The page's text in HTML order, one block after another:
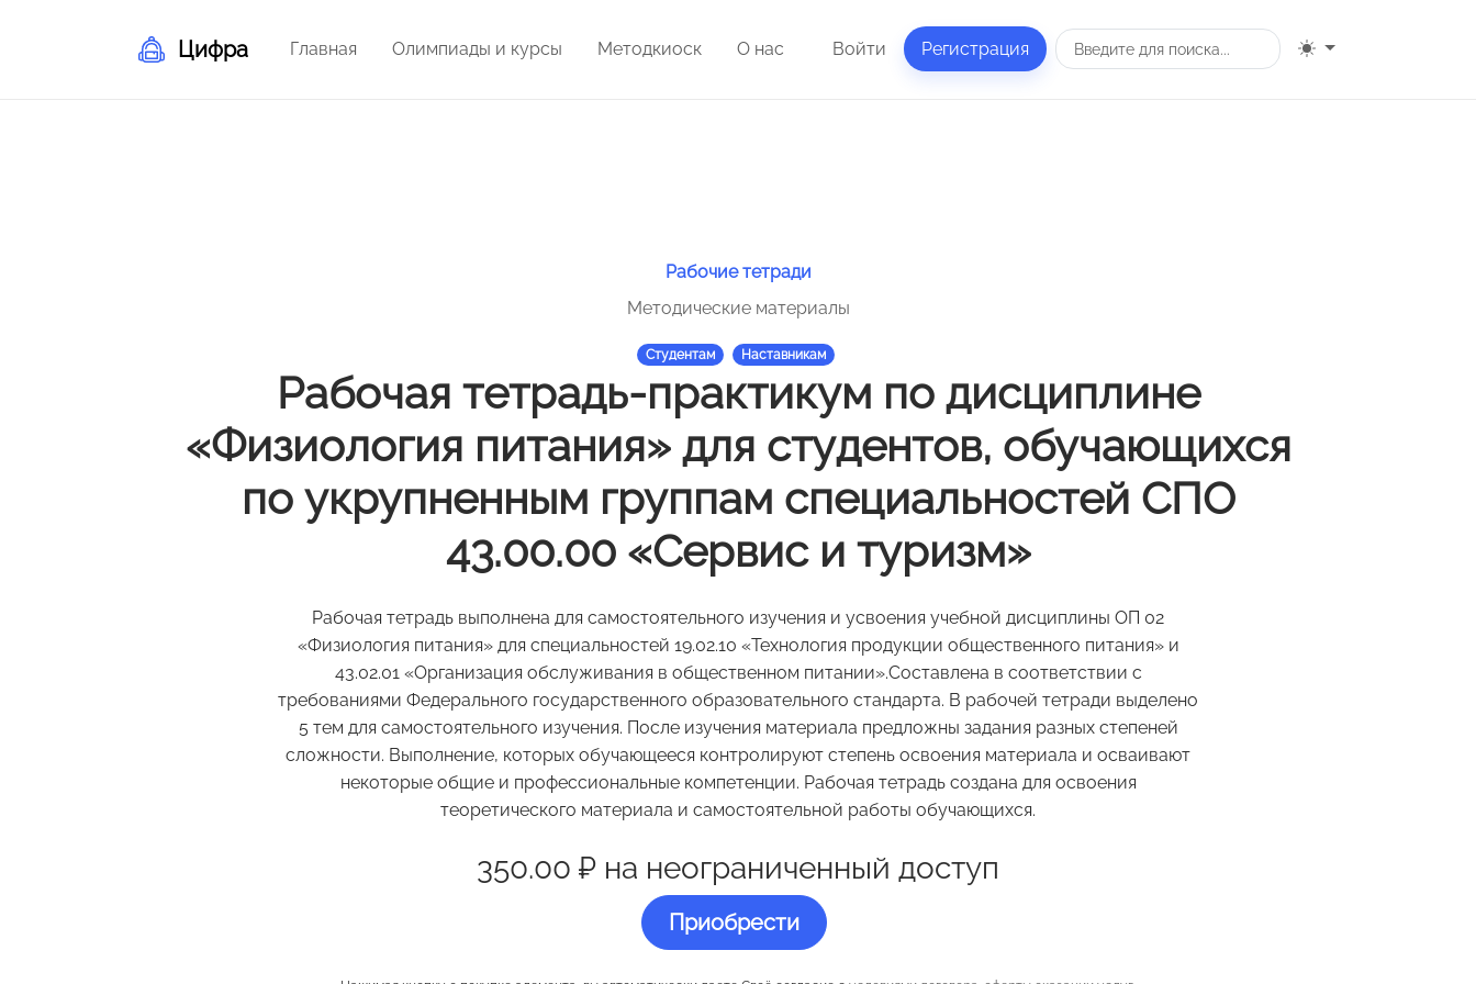
Цифра Главная Олимпиады и курсы Методкиоск О нас Войти Регистрация
Рабочие тетради
Методические материалы
Студентам Наставникам
Рабочая тетрадь-практикум по дисциплине
«Физиология питания» для студентов, обучающихся
по укрупненным группам специальностей СПО
43.00.00 «Сервис и туризм»
Рабочая тетрадь выполнена для самостоятельного изучения и усвоения учебной дисциплины ОП 02
«Физиология питания» для специальностей 19.02.10 «Технология продукции общественного питания» и
43.02.01 «Организация обслуживания в общественном питании».Составлена в соответствии с
требованиями Федерального государственного образовательного стандарта. В рабочей тетради выделено
5 тем для самостоятельного изучения. После изучения материала предложны задания разных степеней
сложности. Выполнение, которых обучающееся контролируют степень освоения материала и осваивают
некоторые общие и профессиональные компетенции. Рабочая тетрадь создана для освоения
теоретического материала и самостоятельной работы обучающихся.
350.00 ₽ на неограниченный доступ
Приобрести